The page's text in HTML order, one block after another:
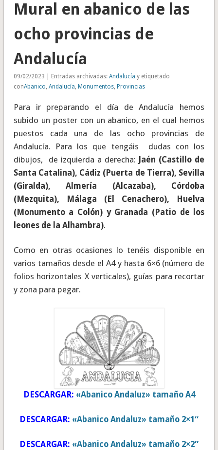
Mural en abanico de las
ocho provincias de
Andalucía
09/02/2023 | Entradas archivadas: Andalucía y etiquetado
conAbanico, Andalucía, Monumentos, Provincias
Para ir preparando el día de Andalucía hemos
subido un poster con un abanico, en el cual hemos
puestos cada una de las ocho provincias de
Andalucía. Para los que tengáis dudas con los
dibujos, de izquierda a derecha:
Jaén (Castillo de
Santa Catalina), Cádiz (Puerta de Tierra), Sevilla
(Giralda), Almería (Alcazaba), Córdoba
(Mezquita), Málaga (El Cenachero), Huelva
(Monumento a Colón) y Granada (Patio de los
leones de la Alhambra).
Como en otras ocasiones lo tenéis disponible en
varios tamaños desde el A4 y hasta 6×6 (número de
folios horizontales X verticales), guías para recortar
y zona para pegar.
DESCARGAR: «Abanico Andaluz» tamaño A4
DESCARGAR: «Abanico Andaluz» tamaño 2×1″
DESCARGAR: «Abanico Andaluz» tamaño 2×2″